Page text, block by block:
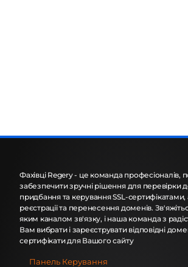
Фахівці Regery - це команда професіоналів,
забезпечити зручні рішення для перевірки
придбання та керування SSL-сертифікатами,
реєстрації та перенесення доменів.
яким каналом зв'язку, і наша команда з
Вам вибрати і зареєструвати відповідні
сертифікати для Вашого сайту
Панель Керування